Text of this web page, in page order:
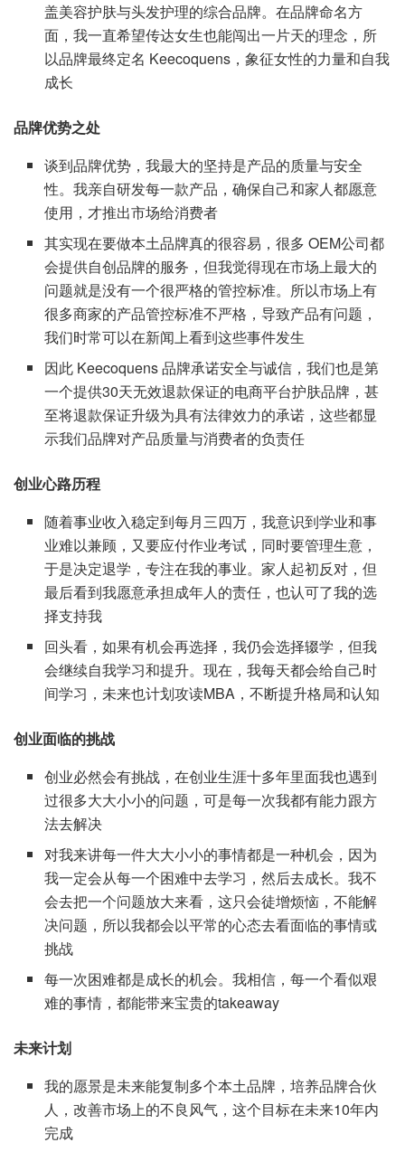
盖美容护肤与头发护理的综合品牌。在品牌命名方
面，我一直希望传达女生也能闯出一片天的理念，所
以品牌最终定名 Keecoquens，象征女性的力量和自我
成长
品牌优势之处
谈到品牌优势，我最大的坚持是产品的质量与安全
性。我亲自研发每一款产品，确保自己和家人都愿意
使用，才推出市场给消费者
其实现在要做本土品牌真的很容易，很多 OEM公司都
会提供自创品牌的服务，但我觉得现在市场上最大的
问题就是没有一个很严格的管控标准。所以市场上有
很多商家的产品管控标准不严格，导致产品有问题，
我们时常可以在新闻上看到这些事件发生
因此 Keecoquens 品牌承诺安全与诚信，我们也是第
一个提供30天无效退款保证的电商平台护肤品牌，甚
至将退款保证升级为具有法律效力的承诺，这些都显
示我们品牌对产品质量与消费者的负责任
创业心路历程
随着事业收入稳定到每月三四万，我意识到学业和事
业难以兼顾，又要应付作业考试，同时要管理生意，
于是决定退学，专注在我的事业。家人起初反对，但
最后看到我愿意承担成年人的责任，也认可了我的选
择支持我
回头看，如果有机会再选择，我仍会选择辍学，但我
会继续自我学习和提升。现在，我每天都会给自己时
间学习，未来也计划攻读MBA，不断提升格局和认知
创业面临的挑战
创业必然会有挑战，在创业生涯十多年里面我也遇到
过很多大大小小的问题，可是每一次我都有能力跟方
法去解决
对我来讲每一件大大小小的事情都是一种机会，因为
我一定会从每一个困难中去学习，然后去成长。我不
会去把一个问题放大来看，这只会徒增烦恼，不能解
决问题，所以我都会以平常的心态去看面临的事情或
挑战
每一次困难都是成长的机会。我相信，每一个看似艰
难的事情，都能带来宝贵的takeaway
未来计划
我的愿景是未来能复制多个本土品牌，培养品牌合伙
人，改善市场上的不良风气，这个目标在未来10年内
完成